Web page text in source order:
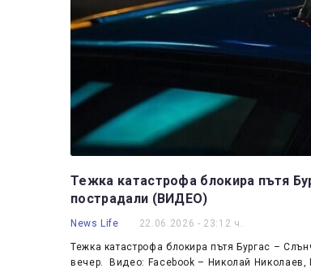
Тежка катастрофа блокира пътя
пострадали (ВИДЕО)
News Life 22.06.2026 - 23:12 ч.
Тежка катастрофа блокира пътя Бургас –
вечер. Видео: Facebook – Николай Николаев,